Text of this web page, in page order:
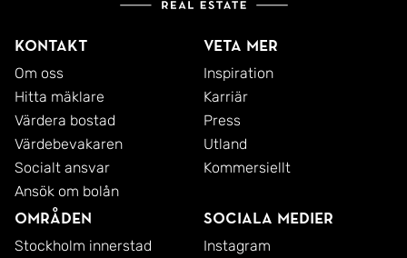
Kontakt
Om oss
Hitta mäklare
Värdera bostad
Värdebevakaren
Socialt ansvar
Ansök om bolån
Veta mer
Inspiration
Karriär
Press
Utland
Kommersiellt
Områden
Stockholm innerstad
Sociala medier
Instagram